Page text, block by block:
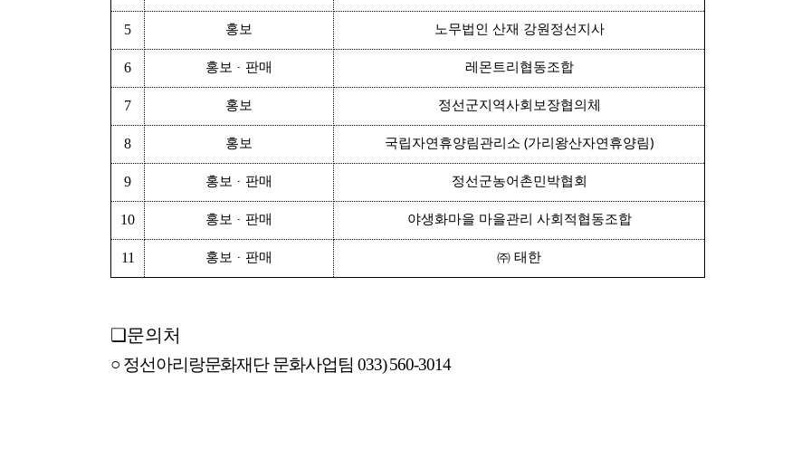
5 홍보 노무법인 산재 강원정선지사
6 홍보 · 판매 레몬트리협동조합
7 홍보 정선군지역사회보장협의체
8 홍보 국립자연휴양림관리소 (가리왕산자연휴양림)
9 홍보 · 판매 정선군농어촌민박협회
10 홍보 · 판매 야생화마을 마을관리 사회적협동조합
11 홍보 · 판매 ㈜ 태한
❏문의처
○ 정선아리랑문화재단 문화사업팀 033) 560-3014